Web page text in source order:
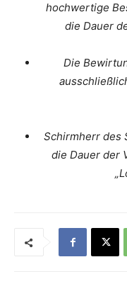
hochwertige
die Dauer
Die
Schirmherr des
die Dauer der